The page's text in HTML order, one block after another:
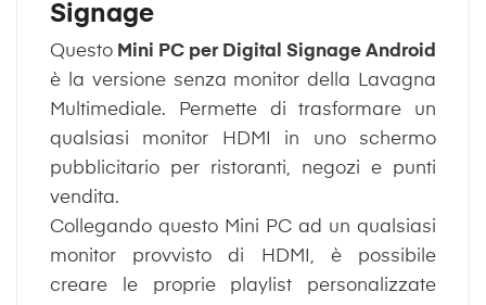
Signage
Questo Mini PC per Digital Signage Android
è la versione senza monitor della Lavagna
Multimediale. Permette di trasformare un
qualsiasi monitor HDMI in uno schermo
pubblicitario per ristoranti, negozi e punti
vendita.
Collegando questo Mini PC ad un qualsiasi
monitor provvisto di HDMI, è possibile
creare le proprie playlist personalizzate